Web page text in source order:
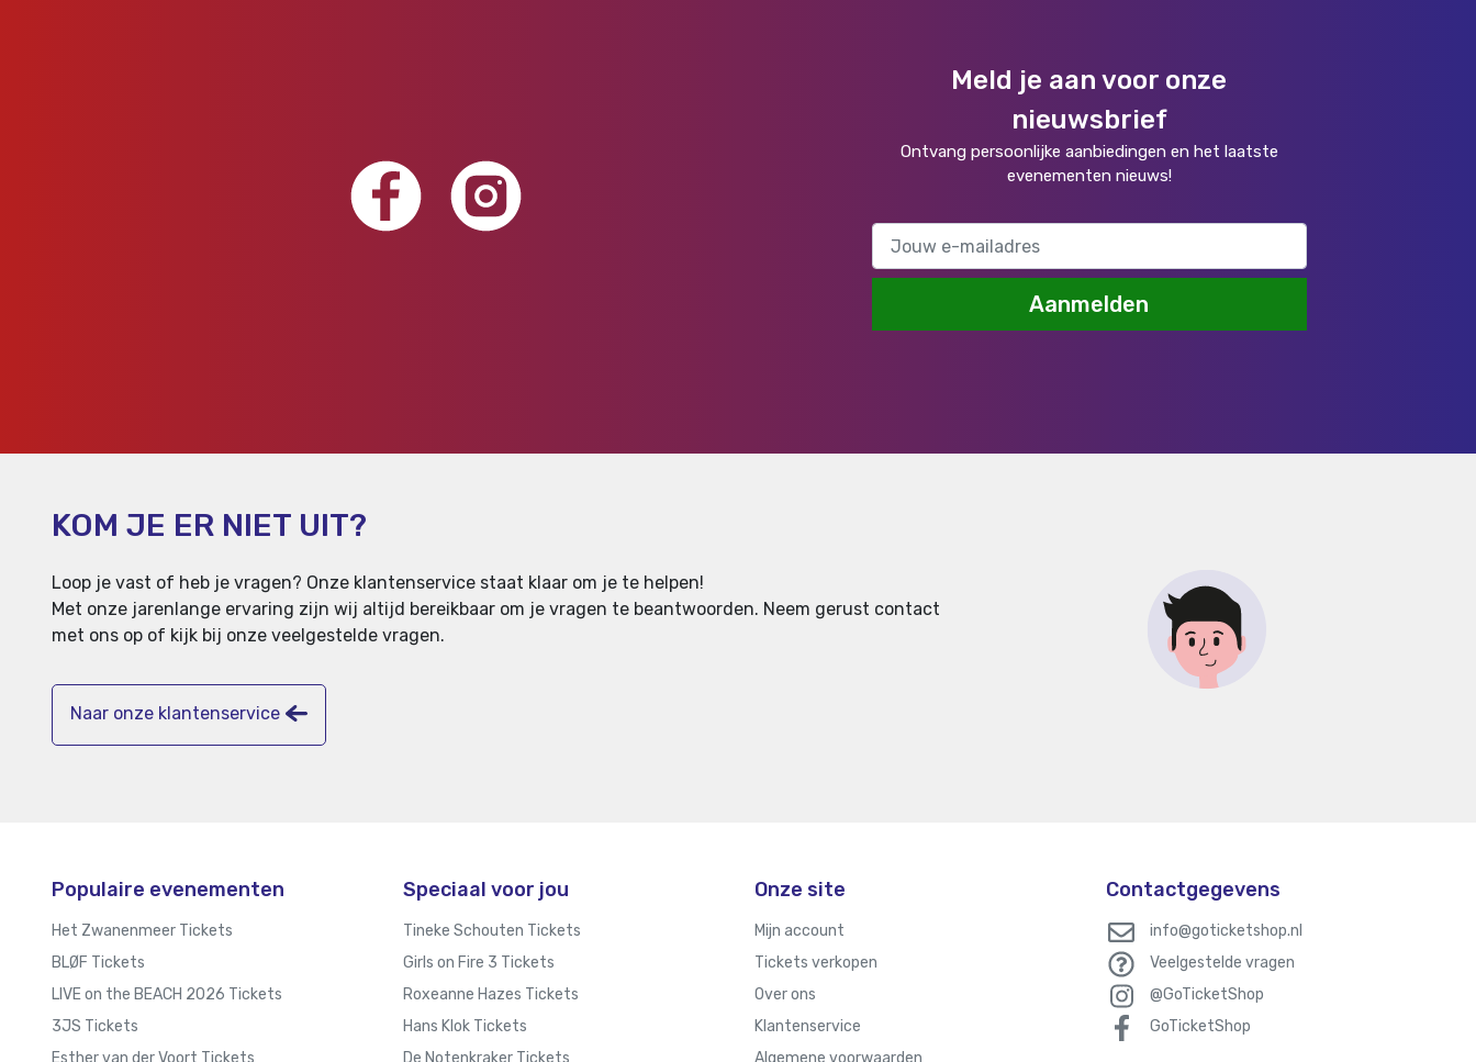
Meld je aan voor onze
nieuwsbrief
Ontvang persoonlijke aanbiedingen en het laatste
evenementen nieuws!
Aanmelden
KOM JE ER NIET UIT?
Loop je vast of heb je vragen? Onze klantenservice staat klaar om je te helpen!
Met onze jarenlange ervaring zijn wij altijd bereikbaar om je vragen te beantwoorden. Neem gerust contact
met ons op of kijk bij onze veelgestelde vragen.
Naar onze klantenservice
Populaire evenementen
Het Zwanenmeer Tickets
BLØF Tickets
LIVE on the BEACH 2026 Tickets
3JS Tickets
Esther van der Voort Tickets
Speciaal voor jou
Tineke Schouten Tickets
Girls on Fire 3 Tickets
Roxeanne Hazes Tickets
Hans Klok Tickets
De Notenkraker Tickets
Onze site
Mijn account
Tickets verkopen
Over ons
Klantenservice
Algemene voorwaarden
Contactgegevens
info@goticketshop.nl
Veelgestelde vragen
@GoTicketShop
GoTicketShop